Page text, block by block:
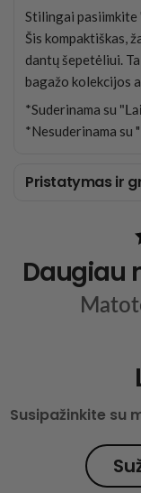
Stilingai pasiimkite
Šis kompaktiškas,
dantų šepetėliui.
bagažo kolekcijos
*Suderinama su
*Nesuderinama su "
Pristatymas ir
Daugiau
Susipažinkite su